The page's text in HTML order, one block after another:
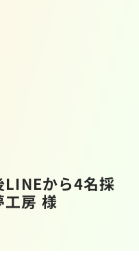
LINEから4名採
工房 様